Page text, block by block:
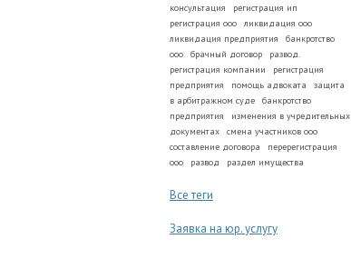
консультация
регистрация ип
регистрация ооо
ликвидация ооо
ликвидация предприятия
банкротство
ооо
брачный договор
развод.
регистрация компании
регистрация
предприятия
помощь адвоката
защита
в арбитражном суде
банкротство
предприятия
изменения в учредительных
документах
смена участников ооо
составление договора
перерегистрация
ооо
развод раздел имущества
Все теги
Заявка на юр. услугу